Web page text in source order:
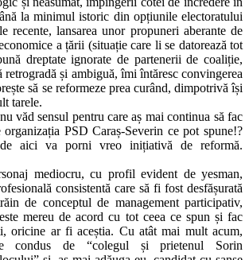
la minimul istoric din opțiunile electoratului
recente, lansarea unor propuneri aberante de
a țării (situație care li se datorează tot
dreptate ignorate de partenerii de coaliție,
retrogradă și ambiguă, îmi întăresc convingerea
să se reformeze prea curând, dimpotrivă își
tarele.
văd sensul pentru care aș mai continua să fac
PSD Caraș-Severin ce pot spune!?
aici va porni vreo inițiativă de reformă.
mediocru, cu profil evident de yesman,
consistentă care să fi fost desfășurată
de conceptul de management participativ,
mereu de acord cu tot ceea ce spun și fac
oricine ar fi aceștia. Cu atât mai mult acum,
condus de “colegul și prietenul Sorin